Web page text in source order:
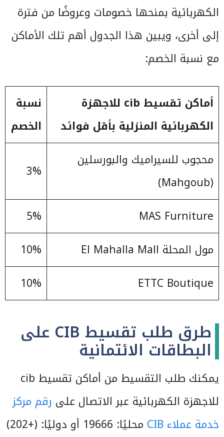
الكهربائية بمنحها خصومات وعروضًا من فترة
إلى أخرى، ويبين هذا الجدول أهم تلك الأماكن
مع نسبة الخصم:
أماكن تقسيط cib للاجهزة
الكهربائية المنزلية بأقل فوائد
نسبة
الخصم
محجوب للسيراميك والبورسلين
(Mahgoub)
3%
MAS Furniture
5%
مول المحلة El Mahalla Mall
10%
ETTC Boutique
10%
طرق طلب تقسيط CIB على
البطاقات الائتمانية
يمكنك طلب التقسيط من أماكن تقسيط cib
للاجهزة الكهربائية عبر الاتصال على رقم مركز
خدمة عملاء CIB
محليًا: 19666 أو دوليًا: (+202)